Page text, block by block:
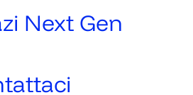
Next Gen